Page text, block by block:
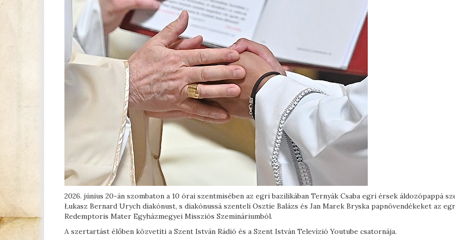
2026. június 20-án szombaton a 10 órai szentmisében az egri bazilikában Ternyák Csaba egri érsek áldozópappá
Łukasz Bernard Urych diakónust, s diakónussá szenteli Osztie Balázs és Jan Marek Bryska papnövendékeket az
Redemptoris Mater Egyházmegyei Missziós Szemináriumból.
A szertartást élőben közvetíti a Szent István Rádió és a Szent István Televízió Youtube csatornája.